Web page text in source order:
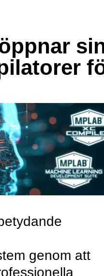
genom att